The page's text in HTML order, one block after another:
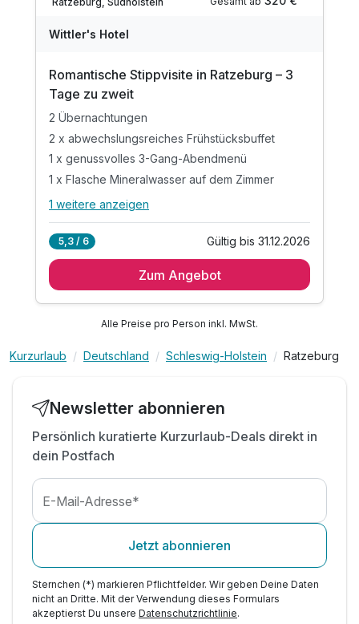
Wittler's Hotel
Romantische Stippvisite in Ratzeburg – 3
Tage zu zweit
2 Übernachtungen
2 x abwechslungsreiches Frühstücksbuffet
1 x genussvolles 3-Gang-Abendmenü
1 x Flasche Mineralwasser auf dem Zimmer
Alle Inklusivleistungen
2 x abwechslungsreiches Frühstücksbuffet
1 x Flasche Mineralwasser auf dem Zimmer
1 weitere anzeigen
5,3 / 6 Gültig bis 31.12.2026
Zum Angebot
Alle Preise pro Person inkl. MwSt.
Kurzurlaub Deutschland Schleswig-Holstein Ratzeburg
Newsletter abonnieren
Persönlich kuratierte Kurzurlaub-Deals direkt in
dein Postfach
E-Mail-Adresse*
Jetzt abonnieren
Sternchen (*) markieren Pflichtfelder. Wir geben Deine Daten
nicht an Dritte. Mit der Verwendung dieses Formulars
akzeptierst Du unsere Datenschutzrichtlinie.